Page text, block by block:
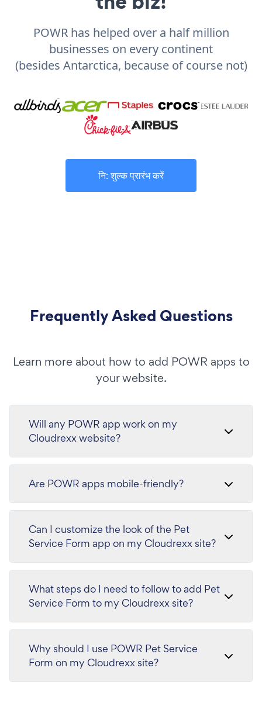
POWR has helped over a half million
businesses on every continent
(besides Antarctica, because of course not)
नि: शुल्क प्रारंभ करें
Frequently Asked Questions
Learn more about how to add POWR apps to
your website.
Will any POWR app work on my
Cloudrexx website?
Are POWR apps mobile-friendly?
Can I customize the look of the Pet
Service Form app on my Cloudrexx site?
What steps do I need to follow to add Pet
Service Form to my Cloudrexx site?
Why should I use POWR Pet Service
Form on my Cloudrexx site?